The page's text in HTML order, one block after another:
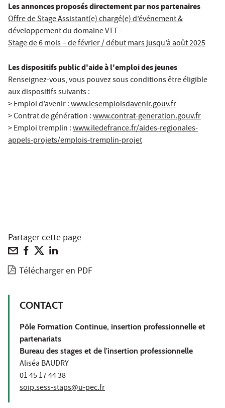
Les annonces proposés directement par nos partenaires
Offre de Stage Assistant(e) chargé(e) d’événement &
développement du domaine VTT -
Stage de 6 mois – de février / début mars jusqu’à août 2025
Les dispositifs public d'aide à l'emploi des jeunes
Renseignez-vous, vous pouvez sous conditions être éligible
aux dispositifs suivants :
> Emploi d’avenir :www.lesemploisdavenir.gouv.fr
> Contrat de génération :www.contrat-generation.gouv.fr
> Emploi tremplin :www.iledefrance.fr/aides-regionales-
appels-projets/emplois-tremplin-projet
Partager cette page
Télécharger en PDF
CONTACT
Pôle Formation Continue, insertion professionnelle et
partenariats
Bureau des stages et de l'insertion professionnelle
Aliséa BAUDRY
01 45 17 44 38
soip.sess-staps@u-pec.fr